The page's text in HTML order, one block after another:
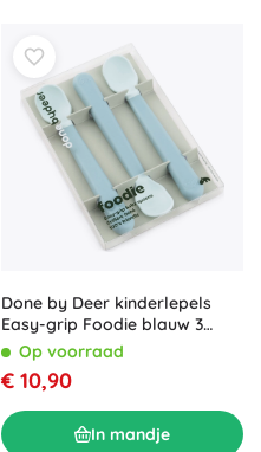
Done by Deer kinderlepels
Easy-grip Foodie blauw 3
stuksOp voorraad
€ 10,90
In mandje